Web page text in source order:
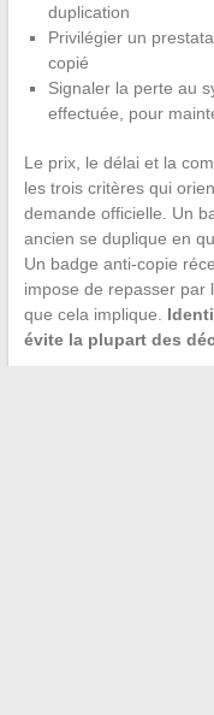
duplication
Privilégier un
copié
Signaler la perte au
effectuée, pour
Le prix, le délai et la
les trois critères qui
demande officielle. Un
ancien se duplique en
Un badge anti-copie
impose de repasser par
que cela implique.
évite la plupart des